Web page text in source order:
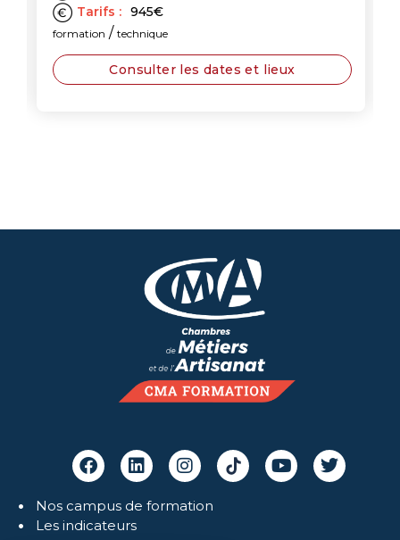
Tarifs :
945€
formation / technique
Consulter les dates et lieux
Nos campus de formation
Les indicateurs